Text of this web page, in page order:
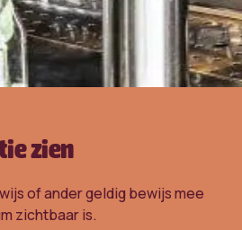
zien
of ander geldig bewijs mee
zichtbaar is.